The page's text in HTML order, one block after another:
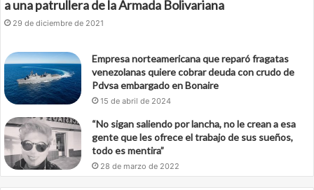
a una patrullera de la Armada Bolivariana
29 de diciembre de 2021
Empresa norteamericana que reparó fragatas
venezolanas quiere cobrar deuda con crudo de
Pdvsa embargado en Bonaire
15 de abril de 2024
“No sigan saliendo por lancha, no le crean a esa
gente que les ofrece el trabajo de sus sueños,
todo es mentira”
28 de marzo de 2022